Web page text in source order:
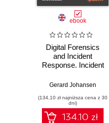
ebook
Digital Forensics
and Incident
Response. Incident
and techniques for
threat response -
Fourth Edition
Gerard Johansen
(134,10 zł najniższa cena z 30
dni)
134.10 zł